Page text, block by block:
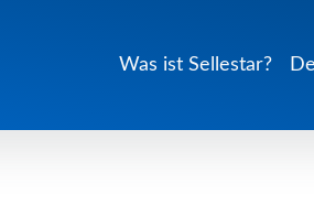
Was ist Sellestar?